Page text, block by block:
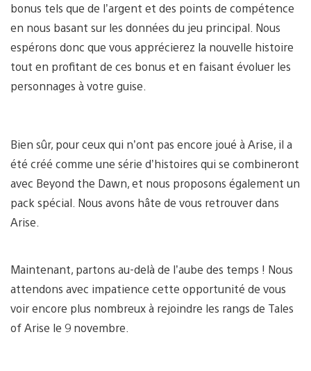
bonus tels que de l’argent et des points de compétence
en nous basant sur les données du jeu principal. Nous
espérons donc que vous apprécierez la nouvelle histoire
tout en profitant de ces bonus et en faisant évoluer les
personnages à votre guise.
Bien sûr, pour ceux qui n’ont pas encore joué à Arise, il a
été créé comme une série d’histoires qui se combineront
avec Beyond the Dawn, et nous proposons également un
pack spécial. Nous avons hâte de vous retrouver dans
Arise.
Maintenant, partons au-delà de l’aube des temps ! Nous
attendons avec impatience cette opportunité de vous
voir encore plus nombreux à rejoindre les rangs de Tales
of Arise le 9 novembre.